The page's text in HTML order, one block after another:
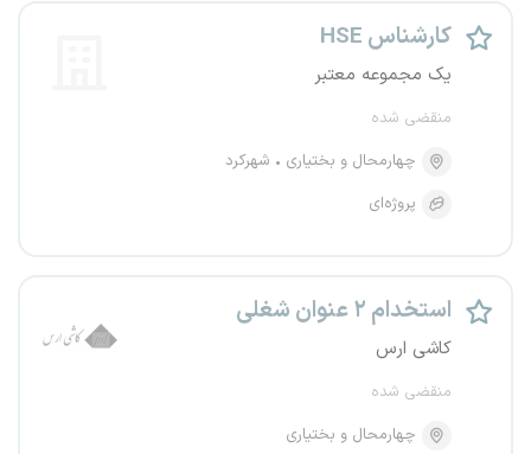
کارشناس HSE
یک مجموعه معتبر
منقضی شده
چهارمحال و بختیاری
شهرکرد
پروژه‌ای
استخدام ۲ عنوان شغلی
کاشی ارس
منقضی شده
چهارمحال و بختیاری